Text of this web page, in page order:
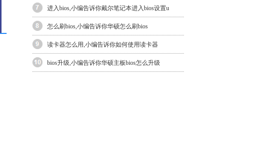
进入bios,小编告诉你戴尔笔记本进入bios设置u
怎么刷bios,小编告诉你华硕怎么刷bios
读卡器怎么用,小编告诉你如何使用读卡器
bios升级,小编告诉你华硕主板bios怎么升级